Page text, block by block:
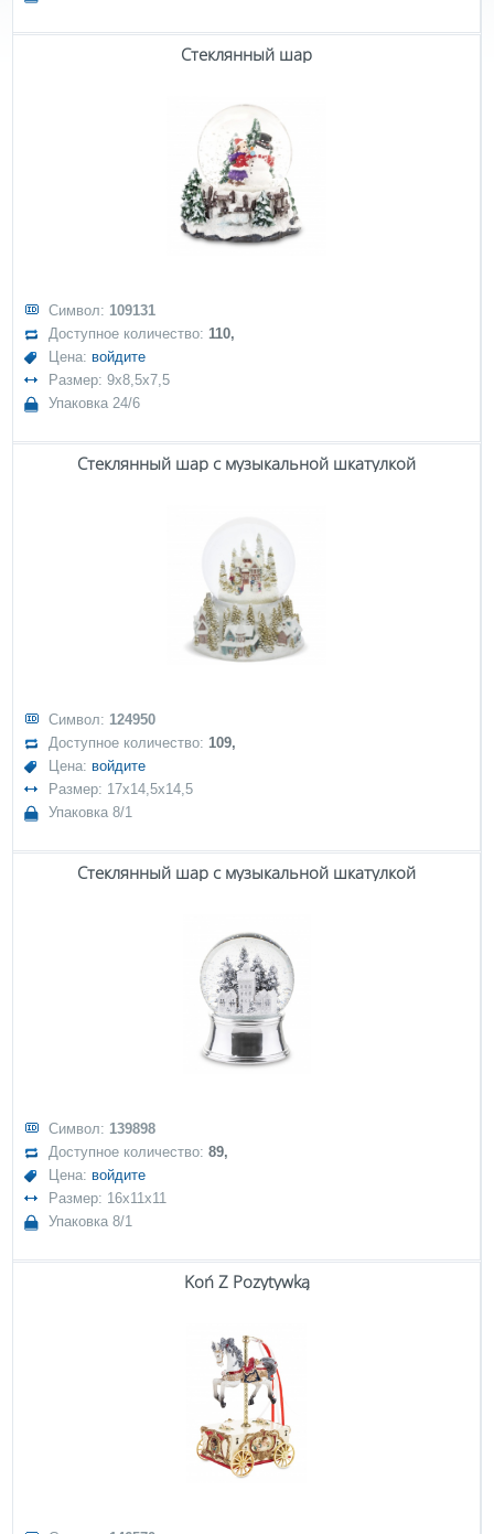
Стеклянный шар
Символ: 109131
Доступное количество:110,
Цена: войдите
Размер: 9x8,5x7,5
Упаковка 24/6
Стеклянный шар с музыкальной шкатулкой
Символ: 124950
Доступное количество:109,
Цена: войдите
Размер: 17x14,5x14,5
Упаковка 8/1
Стеклянный шар с музыкальной шкатулкой
Символ: 139898
Доступное количество:89,
Цена: войдите
Размер: 16x11x11
Упаковка 8/1
Koń Z Pozytywką